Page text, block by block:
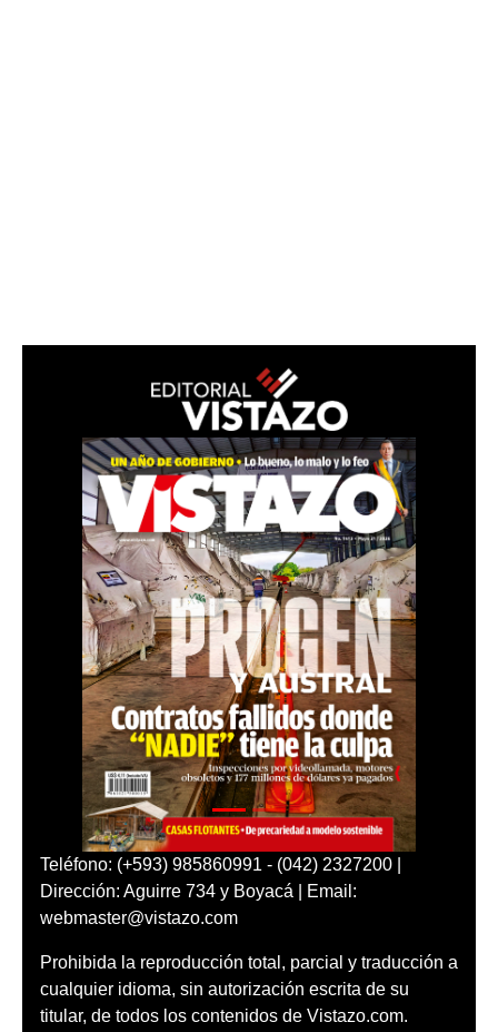
Teléfono: (+593) 985860991 - (042) 2327200 |
Dirección: Aguirre 734 y Boyacá | Email:
webmaster@vistazo.com
Prohibida la reproducción total, parcial y traducción a
cualquier idioma, sin autorización escrita de su
titular, de todos los contenidos de Vistazo.com.